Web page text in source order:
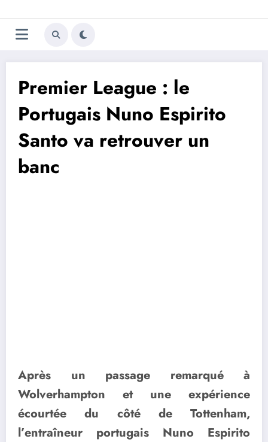
au
contenu
Trivela
L'actualité du football
Premier League : le
Portugais Nuno Espirito
Santo va retrouver un
banc
Après un passage remarqué à
Wolverhampton et une expérience
écourtée du côté de Tottenham,
l’entraîneur portugais Nuno Espirito